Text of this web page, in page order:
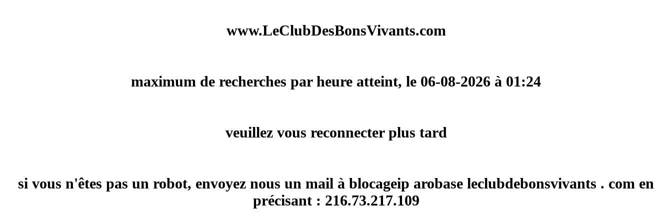
www.LeClubDesBonsVivants.com
maximum de recherches par heure atteint, le 06-08-2026 à 01:24
veuillez vous reconnecter plus tard
si vous n'êtes pas un robot, envoyez nous un mail à blocageip arobase leclubdebonsvivants . com en
précisant : 216.73.217.109